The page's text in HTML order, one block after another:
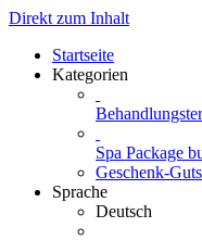
Direkt zum Inhalt
Startseite
Kategorien
Spa Package
Geschenk-
Sprache
Deutsch